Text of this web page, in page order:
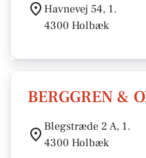
Havnevej 54, 1.
4300 Holbæk
BERGGREN &
Blegstræde 2 A, 1.
4300 Holbæk